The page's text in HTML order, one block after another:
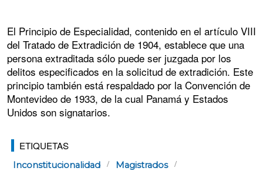
El Principio de Especialidad, contenido en el artículo VIII
del Tratado de Extradición de 1904, establece que una
persona extraditada sólo puede ser juzgada por los
delitos especificados en la solicitud de extradición. Este
principio también está respaldado por la Convención de
Montevideo de 1933, de la cual Panamá y Estados
Unidos son signatarios.
ETIQUETAS
Inconstitucionalidad Magistrados